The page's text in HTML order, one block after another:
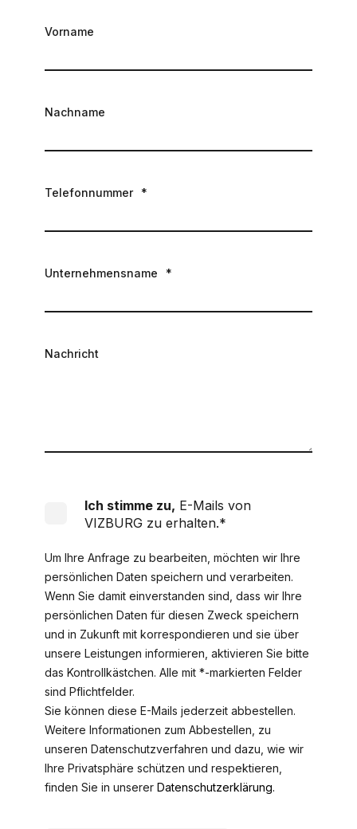
Vorname
Nachname
Telefonnummer *
Unternehmensname *
Nachricht
Ich stimme zu, E-Mails von
VIZBURG zu erhalten.*
Um Ihre Anfrage zu bearbeiten, möchten wir Ihre
persönlichen Daten speichern und verarbeiten.
Wenn Sie damit einverstanden sind, dass wir Ihre
persönlichen Daten für diesen Zweck speichern
und in Zukunft mit korrespondieren und sie über
unsere Leistungen informieren, aktivieren Sie bitte
das Kontrollkästchen. Alle mit *-markierten Felder
sind Pflichtfelder.
Sie können diese E-Mails jederzeit abbestellen.
Weitere Informationen zum Abbestellen, zu
unseren Datenschutzverfahren und dazu, wie wir
Ihre Privatsphäre schützen und respektieren,
finden Sie in unserer Datenschutzerklärung.